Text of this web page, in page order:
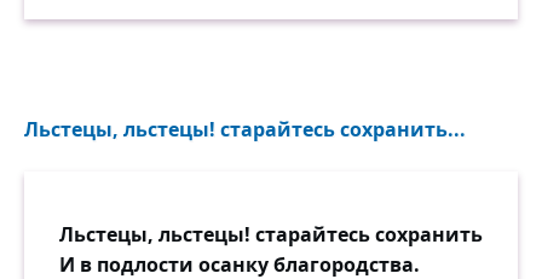
Льстецы, льстецы! старайтесь сохранить...
Льстецы, льстецы! старайтесь сохранить
И в подлости осанку благородства.